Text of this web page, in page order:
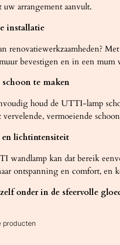
uw arrangement aanvult.
installatie
renovatiewerkzaamheden?
bevestigen en in een
schoon te maken
houd de UTTI-lamp
vervelende, vermoeiende
lichtintensiteit
wandlamp kan dat bereik
ontspanning en comfort, en
onder in de sfeervolle
producten